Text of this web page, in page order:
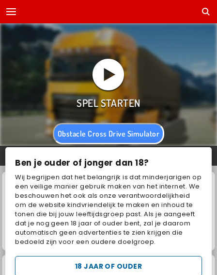
Ben je ouder of jonger dan 18?
Wij begrijpen dat het belangrijk is dat minderjarigen op
een veilige manier gebruik maken van het internet. We
beschouwen het ook als onze verantwoordelijkheid
om de website kindvriendelijk te maken en inhoud te
tonen die bij jouw leeftijdsgroep past. Als je aangeeft
dat je nog geen 18 jaar of ouder bent, zal je daarom
automatisch geen advertenties te zien krijgen die
bedoeld zijn voor een oudere doelgroep.
18 JAAR OF OUDER
Obstacle Cross Drive Simulator
Match Arena Multiplayer